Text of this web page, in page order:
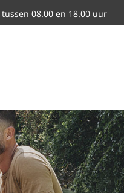
08.00 en 18.00 uur